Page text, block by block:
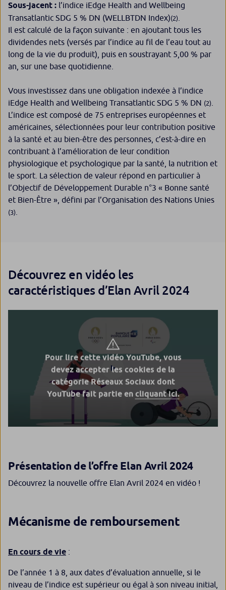
Sous-jacent : l’indice iEdge Health and Wellbeing
Transatlantic SDG 5 % DN (WELLBTDN Index)(2)
Il est calculé de la façon suivante : en ajoutant tous les
dividendes nets (versés par l’indice au fil de l’eau tout au
long de la vie du produit), puis en soustrayant 5,00 % par
an, sur une base quotidienne.
Vous investissez dans une obligation indexée à l’indice
iEdge Health and Wellbeing Transatlantic SDG 5 % DN (2)
L’indice est composé de 75 entreprises européennes et
américaines, sélectionnées pour leur contribution positive
à la santé et au bien-être des personnes, c’est-à-dire en
contribuant à l’amélioration de leur condition
physiologique et psychologique par la santé, la nutrition et
le sport. La sélection de valeur répond en particulier à
l’Objectif de Développement Durable n°3 « Bonne santé
et Bien-Être », défini par l’Organisation des Nations Unies
(3)
Découvrez en vidéo les
caractéristiques d’Elan Avril 2024
Pour lire cette vidéo YouTube, vous
devez accepter les cookies de la
catégorie Réseaux Sociaux dont
YouTube fait partie en cliquant ici.
Présentation de l’offre Elan Avril 2024
Découvrez la nouvelle offre Elan Avril 2024 en vidéo !
Mécanisme de remboursement
En cours de vie :
De l’année 1 à 8, aux dates d’évaluation annuelle, si le
niveau de l’indice est supérieur ou égal à son niveau initial,